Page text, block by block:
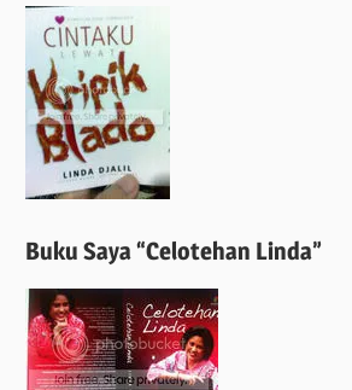
Buku Saya “Celotehan Linda”